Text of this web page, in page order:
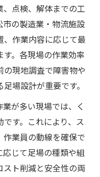
、点検、解体までの工
の製造業・物流施設
、作業内容に応じて最
。各現場の作業効率
現地調査で障害物や
場設計が重要です。
が多い現場では、く
す。これにより、ス
業員の動線を確保で
じて足場の種類や組
スト削減と安全性の両